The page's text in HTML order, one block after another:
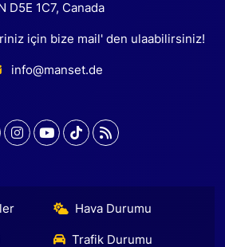
D5E 1C7, Canada
için bize mail' den ulaabilirsiniz!
info@manset.de
Hava Durumu
Trafik Durumu